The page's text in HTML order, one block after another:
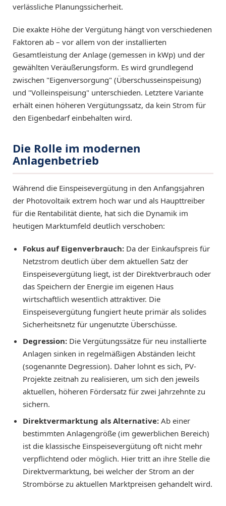
verlässliche Planungssicherheit.
Die exakte Höhe der Vergütung hängt von verschiedenen
Faktoren ab – vor allem von der installierten
Gesamtleistung der Anlage (gemessen in kWp) und der
gewählten Veräußerungsform. Es wird grundlegend
zwischen "Eigenversorgung" (Überschusseinspeisung)
und "Volleinspeisung" unterschieden. Letztere Variante
erhält einen höheren Vergütungssatz, da kein Strom für
den Eigenbedarf einbehalten wird.
Die Rolle im modernen
Anlagenbetrieb
Während die Einspeisevergütung in den Anfangsjahren
der Photovoltaik extrem hoch war und als Haupttreiber
für die Rentabilität diente, hat sich die Dynamik im
heutigen Marktumfeld deutlich verschoben:
Fokus auf Eigenverbrauch: Da der Einkaufspreis für
Netzstrom deutlich über dem aktuellen Satz der
Einspeisevergütung liegt, ist der Direktverbrauch oder
das Speichern der Energie im eigenen Haus
wirtschaftlich wesentlich attraktiver. Die
Einspeisevergütung fungiert heute primär als solides
Sicherheitsnetz für ungenutzte Überschüsse.
Degression: Die Vergütungssätze für neu installierte
Anlagen sinken in regelmäßigen Abständen leicht
(sogenannte Degression). Daher lohnt es sich, PV-
Projekte zeitnah zu realisieren, um sich den jeweils
aktuellen, höheren Fördersatz für zwei Jahrzehnte zu
sichern.
Direktvermarktung als Alternative: Ab einer
bestimmten Anlagengröße (im gewerblichen Bereich)
ist die klassische Einspeisevergütung oft nicht mehr
verpflichtend oder möglich. Hier tritt an ihre Stelle die
Direktvermarktung, bei welcher der Strom an der
Strombörse zu aktuellen Marktpreisen gehandelt wird.